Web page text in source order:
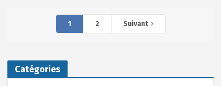
1 2 Suivant
Catégories